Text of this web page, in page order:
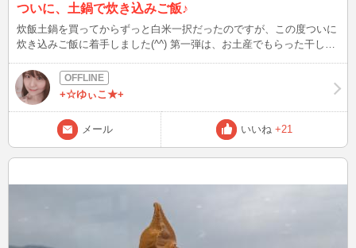
ついに、土鍋で炊き込みご飯♪
炊飯土鍋を買ってからずっと白米一択だったのですが、この度ついに
炊き込みご飯に着手しました(^^) 第一弾は、お土産でもらった干し貝
で炊いたので、炊きあがりの香りから もう絶対美味しいってわか
る…( ´ｰ`)！ お酒は弱くて飲めないけど 「この香りで飲める！」とい
う気持ちがなんとなく分かりました。 食べると噛むほどにお米から
帆立の味がして 生姜も効いてて美味しい～(o^^o) まだ3合の炊き方し
か知らないけど… お弁当に持っていけるからいっか！笑
+☆ゆぃこ★+
メール いいね +21